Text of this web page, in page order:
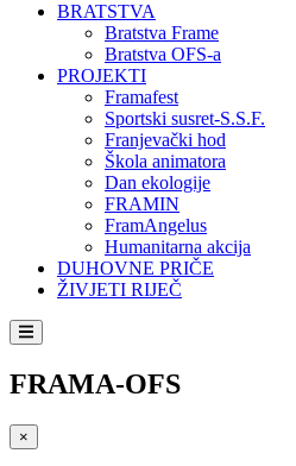
BRATSTVA
Bratstva Frame
Bratstva OFS-a
PROJEKTI
Framafest
Sportski susret-S.S.F.
Franjevački hod
Škola animatora
Dan ekologije
FRAMIN
FramAngelus
Humanitarna akcija
DUHOVNE PRIČE
ŽIVJETI RIJEČ
FRAMA-OFS
×